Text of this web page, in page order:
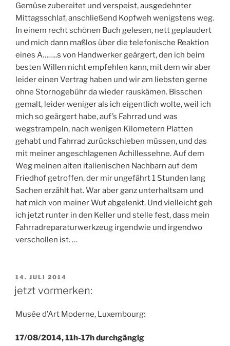
Gemüse zubereitet und verspeist, ausgedehnter
Mittagsschlaf, anschließend Kopfweh wenigstens weg.
In einem recht schönen Buch gelesen, nett geplaudert
und mich dann maßlos über die telefonische Reaktion
eines A……..s von Handwerker geärgert, den ich beim
besten Willen nicht empfehlen kann, mit dem wir aber
leider einen Vertrag haben und wir am liebsten gerne
ohne Stornogebühr da wieder rauskämen. Bisschen
gemalt, leider weniger als ich eigentlich wolte, weil ich
mich so geärgert habe, auf’s Fahrrad und was
wegstrampeln, nach wenigen Kilometern Platten
gehabt und Fahrrad zurückschieben müssen, und das
mit meiner angeschlagenen Achillessehne. Auf dem
Weg meinen alten italienischen Nachbarn auf dem
Friedhof getroffen, der mir ungefährt 1 Stunden lang
Sachen erzählt hat. War aber ganz unterhaltsam und
hat mich von meiner Wut abgelenkt. Und vielleicht geh
ich jetzt runter in den Keller und stelle fest, dass mein
Fahrradreparaturwerkzeug irgendwie und irgendwo
verschollen ist. …
VERÖFFENTLICHT
AM
14. JULI 2014
jetzt vormerken:
Musée d’Art Moderne, Luxembourg:
17/08/2014, 11h-17h durchgängig